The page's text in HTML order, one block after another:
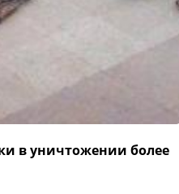
в уничтожении более